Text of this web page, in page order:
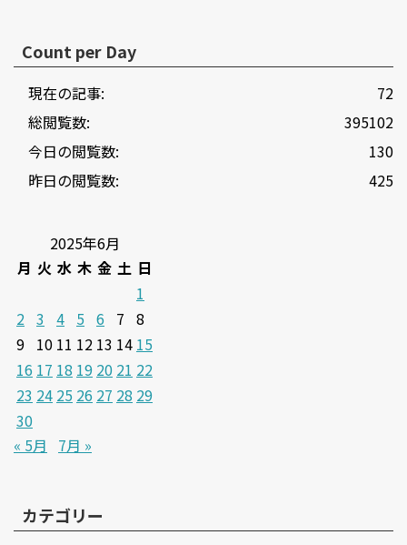
Count per Day
72
現在の記事:
395102
総閲覧数:
130
今日の閲覧数:
425
昨日の閲覧数:
2025年6月
月 火 水 木 金 土 日
1
2 3 4 5 6 7 8
9 10 11 12 13 14 15
16 17 18 19 20 21 22
23 24 25 26 27 28 29
30
« 5月
7月 »
カテゴリー